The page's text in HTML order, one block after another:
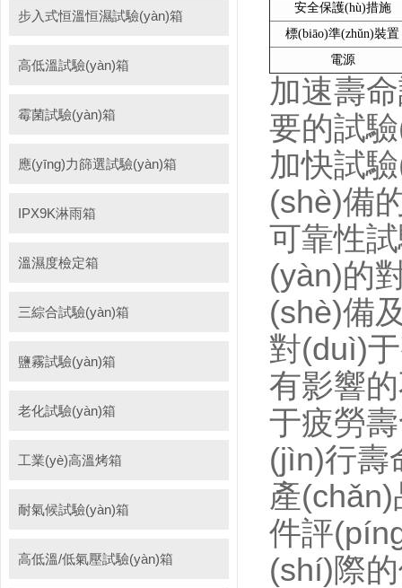
步入式恒溫恒濕試驗(yàn)箱
高低溫試驗(yàn)箱
霉菌試驗(yàn)箱
應(yīng)力篩選試驗(yàn)箱
IPX9K淋雨箱
溫濕度檢定箱
三綜合試驗(yàn)箱
鹽霧試驗(yàn)箱
老化試驗(yàn)箱
工業(yè)高溫烤箱
耐氣候試驗(yàn)箱
高低溫/低氣壓試驗(yàn)箱
安全保護(hù)措施
標(biāo)準(zhǔn)裝置
電源
加速壽
要的試驗
加快試
(shè)備
可靠性
(yàn)的
(shè)備及
對(duì)
有影響的
于疲勞壽
(jìn)行壽
產(chǎn)
件評
(shí)際